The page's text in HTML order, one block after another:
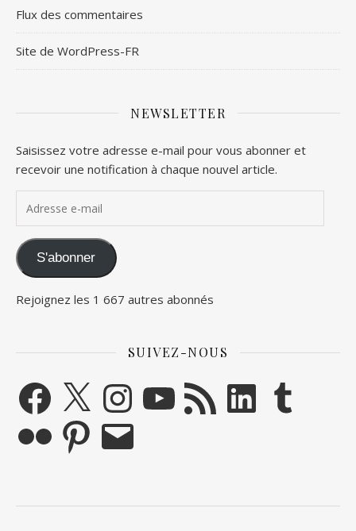
Flux des commentaires
Site de WordPress-FR
NEWSLETTER
Saisissez votre adresse e-mail pour vous abonner et
recevoir une notification à chaque nouvel article.
S'abonner
Rejoignez les 1 667 autres abonnés
SUIVEZ-NOUS
Facebook
X InstagramYouTubeFlux RSSLinkedIn Tumblr
PinterestE-mail